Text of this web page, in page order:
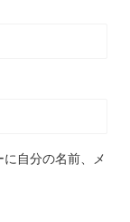
自分の名前、メ